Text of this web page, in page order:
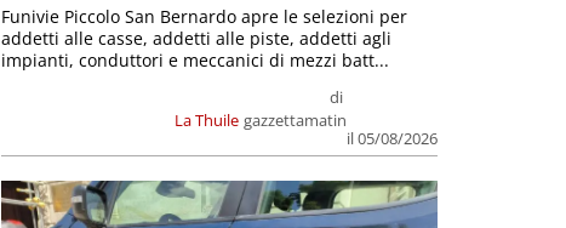
La Thuile
di
gazzettamatin
il 05/08/2026
Funivie Piccolo San Bernardo apre le selezioni per
addetti alle casse, addetti alle piste, addetti agli
impianti, conduttori e meccanici di mezzi batt...